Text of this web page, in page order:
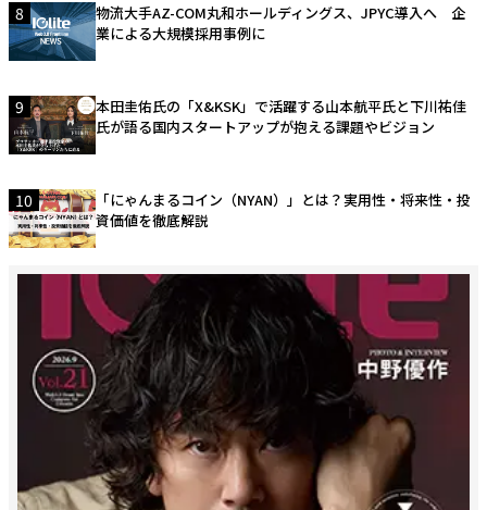
8
物流大手AZ-COM丸和ホールディングス、JPYC導入へ 企
業による大規模採用事例に
9
本田圭佑氏の「X&KSK」で活躍する山本航平氏と下川祐佳
氏が語る国内スタートアップが抱える課題やビジョン
10
「にゃんまるコイン（NYAN）」とは？実用性・将来性・投
資価値を徹底解説